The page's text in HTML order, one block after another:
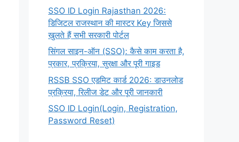
SSO ID Login Rajasthan 2026:
डिजिटल राजस्थान की मास्टर Key जिससे
खुलते हैं सभी सरकारी पोर्टल
सिंगल साइन-ऑन (SSO): कैसे काम करता है,
प्रकार, प्रक्रिया, सुरक्षा और पूरी गाइड
RSSB SSO एडमिट कार्ड 2026: डाउनलोड
प्रक्रिया, रिलीज डेट और पूरी जानकारी
SSO ID Login(Login, Registration,
Password Reset)